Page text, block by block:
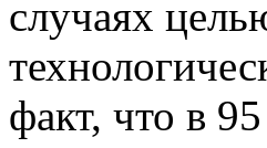
случаях
факт, что в